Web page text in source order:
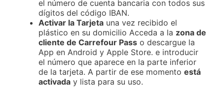
el número de cuenta bancaria con todos sus
dígitos del código IBAN.
Activar la Tarjeta una vez recibido el
plástico en su domicilio Acceda a la zona de
cliente de Carrefour Pass o descargue la
App en Android y Apple Store. e introducir
el número que aparece en la parte inferior
de la tarjeta. A partir de ese momento está
activada y lista para su uso.